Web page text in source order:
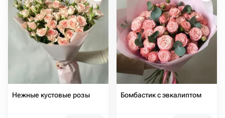
Нежные кустовые розы Бомбастик с эвкалиптом